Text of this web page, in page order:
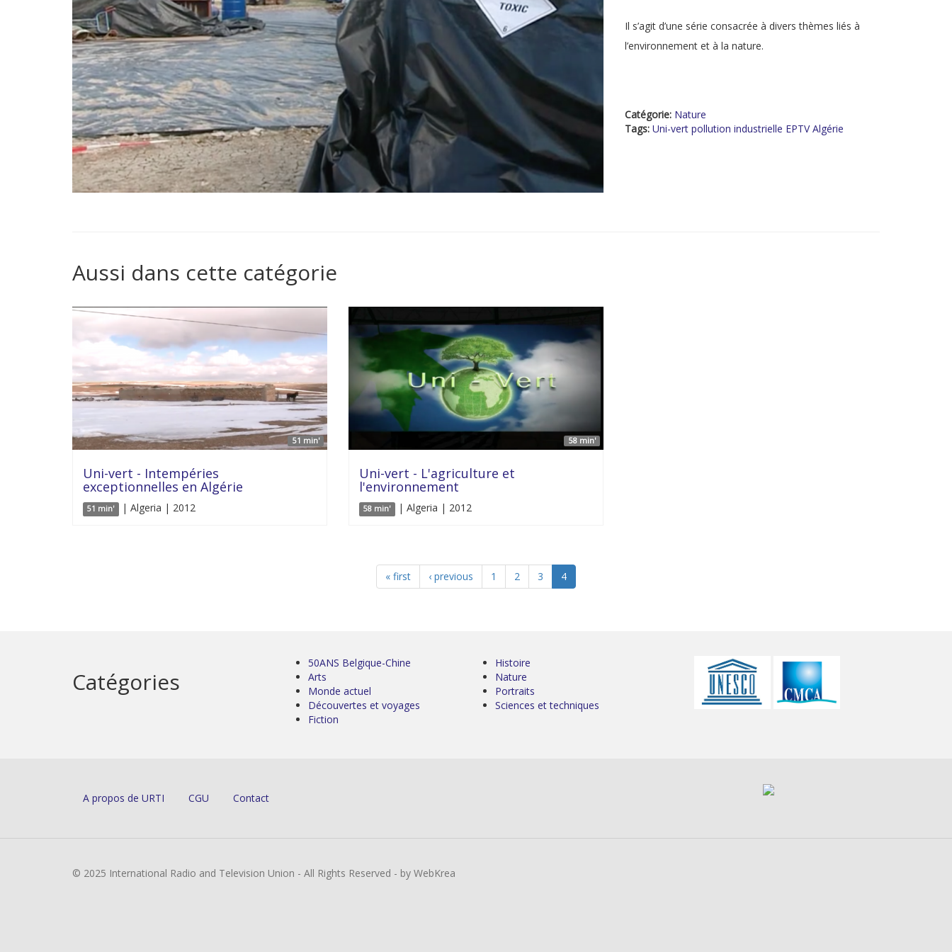
Il s’agit d’une série consacrée à divers thèmes liés à
l’environnement et à la nature.
Catégorie: Nature
Tags: Uni-vert pollution industrielle EPTV Algérie
Aussi dans cette catégorie
51 min'
Uni-vert - Intempéries
exceptionnelles en Algérie
51 min' | Algeria | 2012
58 min'
Uni-vert - L'agriculture et
l'environnement
58 min' | Algeria | 2012
« first ‹ previous 1 2 3 4
Catégories
50ANS Belgique-Chine
Arts
Monde actuel
Découvertes et voyages
Fiction
Histoire
Nature
Portraits
Sciences et techniques
A propos de URTI CGU Contact
© 2025 International Radio and Television Union - All Rights Reserved - by WebKrea